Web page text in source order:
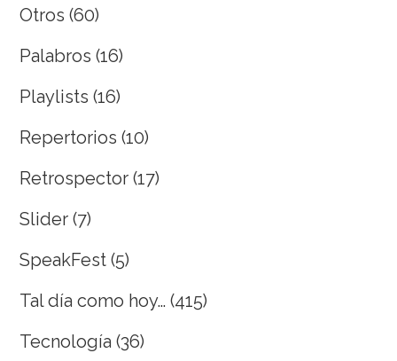
Otros (60)
Palabros (16)
Playlists (16)
Repertorios (10)
Retrospector (17)
Slider (7)
SpeakFest (5)
Tal día como hoy… (415)
Tecnología (36)